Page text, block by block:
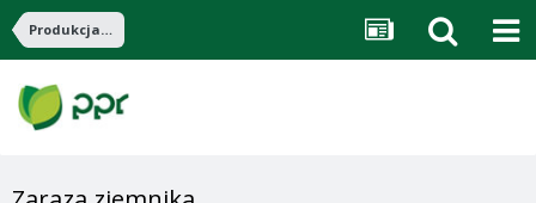
Produkcja roślinna